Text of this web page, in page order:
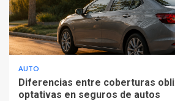
AUTO
Diferencias entre coberturas
optativas en seguros de autos